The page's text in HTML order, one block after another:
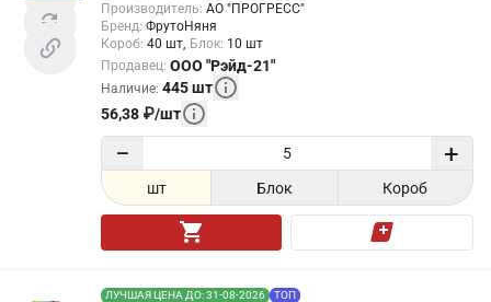
Производитель: АО "ПРОГРЕСС"
Бренд: ФрутоНяня
Короб: 40 шт Блок: 10 шт
Продавец: ООО "Рэйд-21"
Наличие: 445шт
56,38 ₽/шт
− +
шт Блок Короб
ЛУЧШАЯ ЦЕНА ДО: 31-08-2026 ТОП